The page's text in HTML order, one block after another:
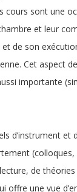
cours sont une
et leur
de son
Cet aspect
importante
d’instrument et
de
offre une vue